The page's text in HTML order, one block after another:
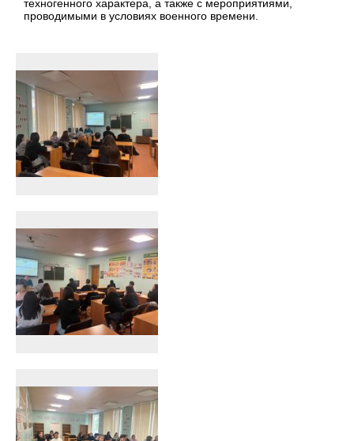
техногенного характера, а также с мероприятиями,
проводимыми в условиях военного времени.